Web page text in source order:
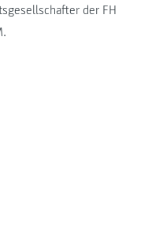
der FH